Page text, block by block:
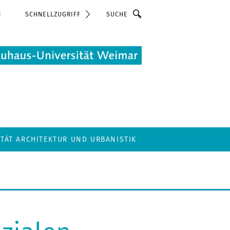
SCHNELLZUGRIFF Suche
ARCHITEKTUR UND URBANISTIK